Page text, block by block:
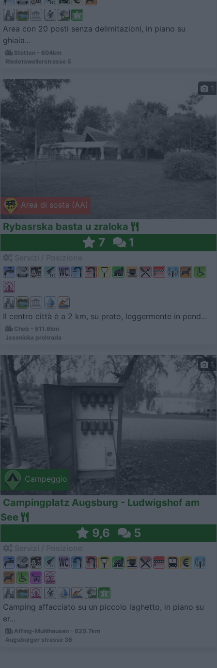
Area con 20 posti senza delimitazioni, in piano su
ghiaia...
Stetten - 604km
Riedetsweilerstrasse 5
Area di sosta (AA)
1
Rybasrska basta u zraloka
7 1
Il centro città è a 2 km, su prato, leggermente in pend...
Cheb - 611.6km
Jesenicka prehrada
Campeggio
1
Campingplatz Augsburg - Ludwigshof am
See
9,6 5
Camping affacciato su un piccolo laghetto, in piano su
er...
Affing-Muhlhausen - 620.7km
Augsburger strasse 36